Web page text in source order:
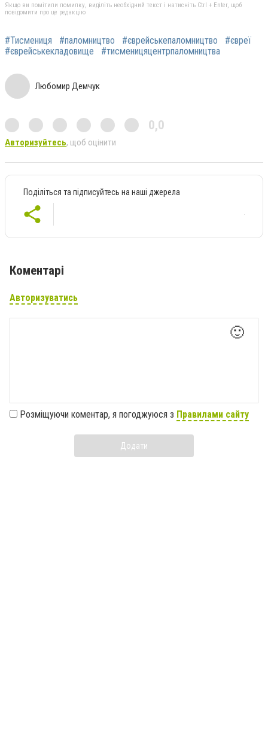
Якщо ви помітили помилку, виділіть необхідний текст і натисніть Ctrl + Enter, щоб
повідомити про це редакцію
#Тисмениця #паломництво #єврейськепаломництво
#євреї
#єврейськекладовище
#тисменицяцентрпаломництва
Любомир Демчук
0,0
Авторизуйтесь, щоб оцінити
Поділіться та підписуйтесь на наші джерела
Коментарі
Авторизуватись
🙂
Розміщуючи коментар, я погоджуюся з Правилами сайту
Додати